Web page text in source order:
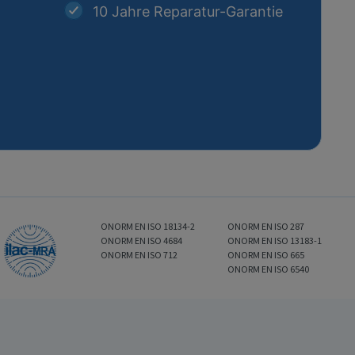
10 Jahre Reparatur-Garantie
ONORM EN ISO 18134-2
ONORM EN ISO 4684
ONORM EN ISO 712
ONORM EN ISO 287
ONORM EN ISO 13183-1
ONORM EN ISO 665
ONORM EN ISO 6540